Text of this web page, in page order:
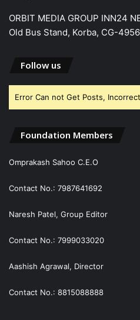
ORBIT MEDIA GROUP INN24
Old Bus Stand, Korba, CG-
Follow us
Error Can not Get Posts,
Foundation Members
Omprakash Sahoo C.E.O
Contact No.: 7987641692
Naresh Patel, Group Editor
Contact No.: 7999033020
Aashish Agrawal, Director
Contact No.: 8815088888